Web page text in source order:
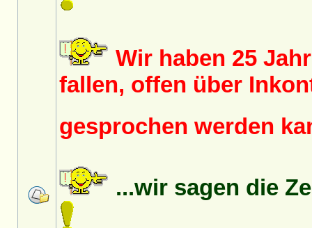
Wir haben 25
fallen, offen über
gesprochen werden
...wir sagen die